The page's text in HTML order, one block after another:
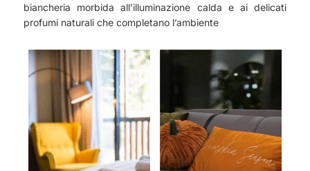
biancheria morbida all’illuminazione calda e ai delicati
profumi naturali che completano l’ambiente